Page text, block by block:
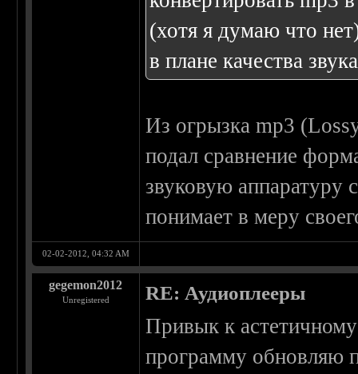
(хотя я думаю что
в плане качества
Из огрызка mp3
подал сравнение
звуковую аппаратуру
понимает в меру
02-02-2012, 04:32 AM
gegemon2012
Unregistered RE: Аудиоплееры
Привык к
программу обновляю